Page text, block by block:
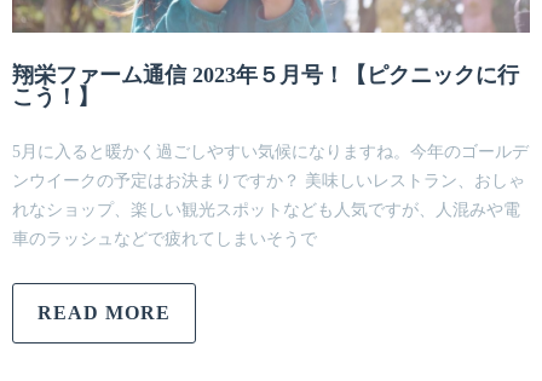
翔栄ファーム通信 2023年５月号！【ピクニックに行
こう！】
5月に入ると暖かく過ごしやすい気候になりますね。今年のゴールデ
ンウイークの予定はお決まりですか？ 美味しいレストラン、おしゃ
れなショップ、楽しい観光スポットなども人気ですが、人混みや電
車のラッシュなどで疲れてしまいそうで
READ MORE